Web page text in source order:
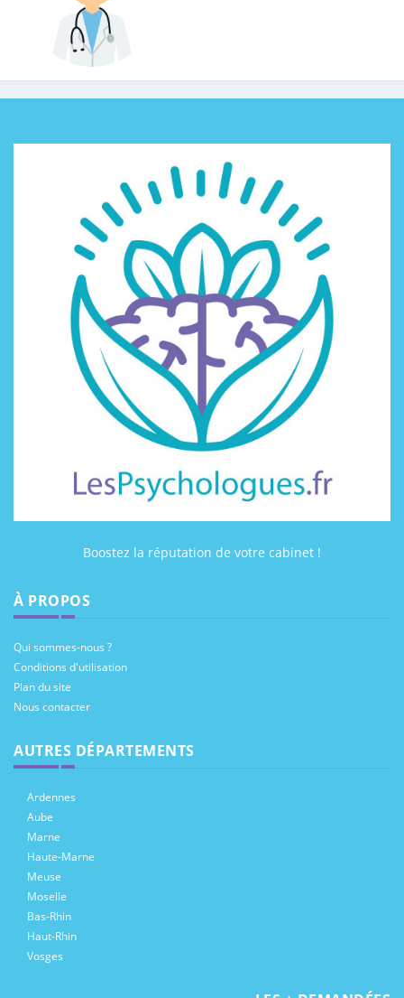
Boostez la réputation de votre cabinet !
À PROPOS
Qui sommes-nous ?
Conditions d'utilisation
Plan du site
Nous contacter
AUTRES DÉPARTEMENTS
Ardennes
Aube
Marne
Haute-Marne
Meuse
Moselle
Bas-Rhin
Haut-Rhin
Vosges